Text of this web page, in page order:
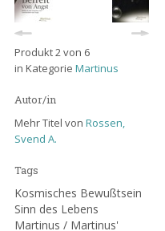
Produkt 2 von 6
in Kategorie Martinus
Autor/in
Mehr Titel von Rossen,
Svend A.
Tags
Kosmisches Bewußtsein
Sinn des Lebens
Martinus / Martinus'